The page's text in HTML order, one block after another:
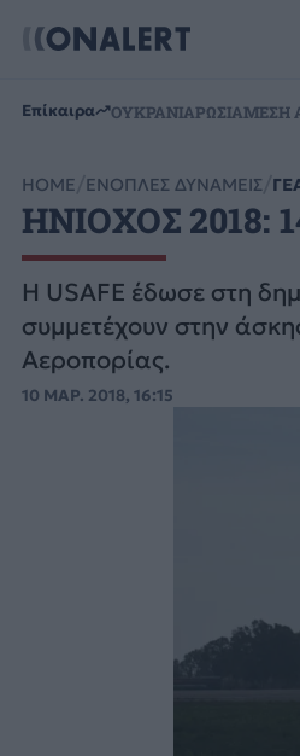
Επίκαιρα ΟΥΚΡΑΝΙΑΡΩΣΙΑΜΕΣΗ
HOME ΕΝΟΠΛΕΣ ΔΥΝΑΜΕΙΣ
ΗΝΙΟΧΟΣ 2018:
Η USAFE έδωσε στη
συμμετέχουν στην
Αεροπορίας.
10 ΜΑΡ. 2018, 16:15